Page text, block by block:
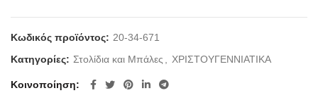
Κωδικός προϊόντος: 20-34-671
Κατηγορίες: Στολίδια και Μπάλες ΧΡΙΣΤΟΥΓΕΝΝΙΑΤΙΚΑ
Κοινοποίηση